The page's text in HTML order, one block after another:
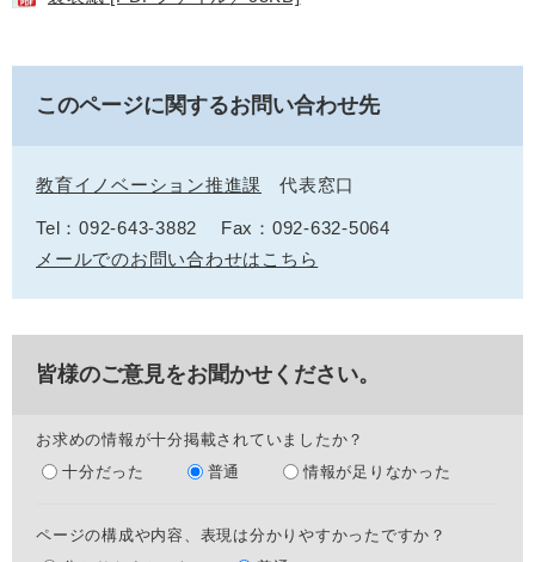
このページに関するお問い合わせ先
教育イノベーション推進課 代表窓口
Tel：092-643-3882
Fax：092-632-5064
メールでのお問い合わせはこちら
皆様のご意見をお聞かせください。
お求めの情報が十分掲載されていましたか？
十分だった
普通 情報が足りなかった
ページの構成や内容、表現は分かりやすかったですか？